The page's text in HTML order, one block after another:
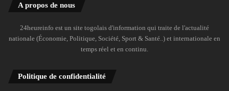
A propos de nous
24heureinfo est un site togolais d'information qui traite de l'actualité
nationale (Économie, Politique, Société, Sport & Santé..) et internationale en
temps réel et en continu.
Politique de confidentialité